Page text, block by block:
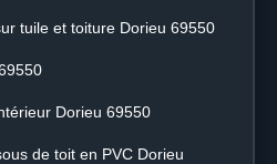
tuile et toiture Dorieu 69550
Dorieu 69550
de toit en PVC Dorieu